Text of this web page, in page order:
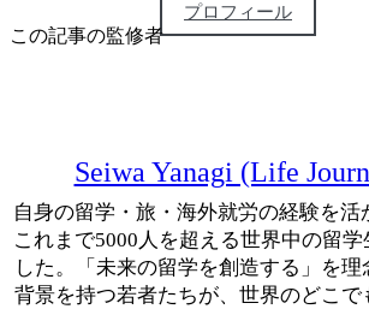
プロフィール
この記事の監修者
Seiwa Yanagi (Life
自身の留学・旅・海外就労の経験を活
これまで5000人を超える世界中の留学
した。「未来の留学を創造する」を
背景を持つ若者たちが、世界のどこで